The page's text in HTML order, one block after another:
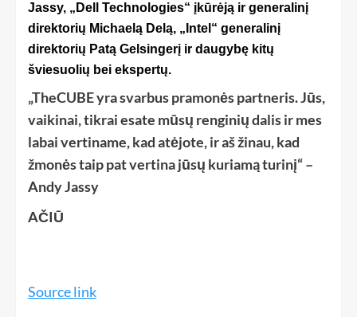
Jassy, ​​„Dell Technologies“ įkūrėją ir generalinį
direktorių Michaelą Delą, „Intel“ generalinį
direktorių Patą Gelsingerį ir daugybę kitų
šviesuolių bei ekspertų.
„TheCUBE yra svarbus pramonės partneris. Jūs,
vaikinai, tikrai esate mūsų renginių dalis ir mes
labai vertiname, kad atėjote, ir aš žinau, kad
žmonės taip pat vertina jūsų kuriamą turinį“ –
Andy Jassy
AČIŪ
Source link